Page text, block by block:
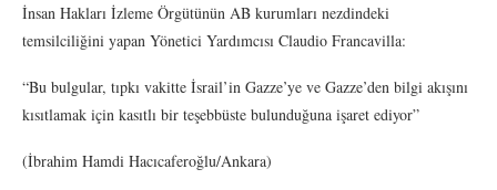
İnsan Hakları İzleme Örgütünün AB kurumları nezdindeki
temsilciliğini yapan Yönetici Yardımcısı Claudio Francavilla:
“Bu bulgular, tıpkı vakitte İsrail’in Gazze’ye ve Gazze’den bilgi akışını
kısıtlamak için kasıtlı bir teşebbüste bulunduğuna işaret ediyor”
(İbrahim Hamdi Hacıcaferoğlu/Ankara)